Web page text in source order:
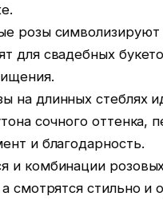
розы
для свадебных
на длинных стеблях
сочного оттенка,
и благодарность.
и комбинации
смотрятся стильно и